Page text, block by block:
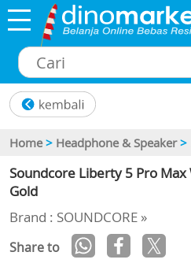
Home > Headphone & Speaker >
Soundcore Liberty 5 Pro
Gold
Brand : SOUNDCORE »
Share to